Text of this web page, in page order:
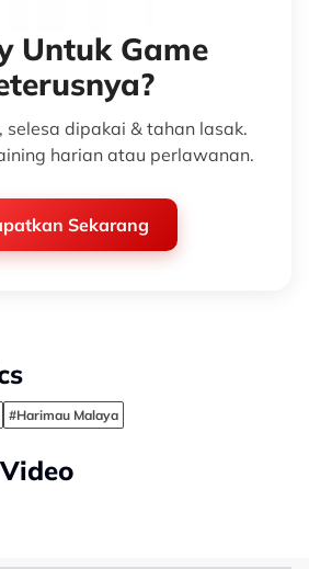
Untuk Game
selesa dipakai & tahan lasak.
harian atau perlawanan.
Sekarang
#Harimau Malaya